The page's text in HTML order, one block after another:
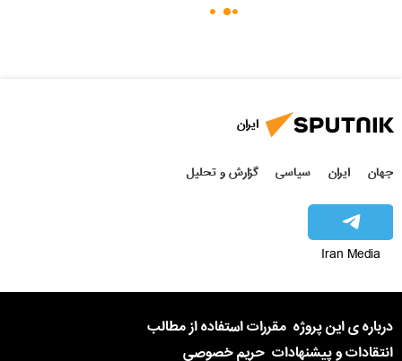
ایران
جهان ایران سیاسی گزارش و تحلیل
Iran Media
درباره ی این پروژه مقررات استفاده از مطالب
انتقادات و پیشنهادات حریم خصوصی